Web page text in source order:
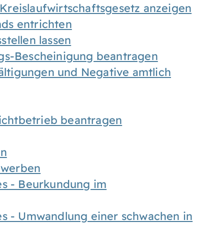
anzeigen
entrichten
lassen
Bescheinigung beantragen
und Negative amtlich
beantragen
- Beurkundung im
- Umwandlung einer schwachen in